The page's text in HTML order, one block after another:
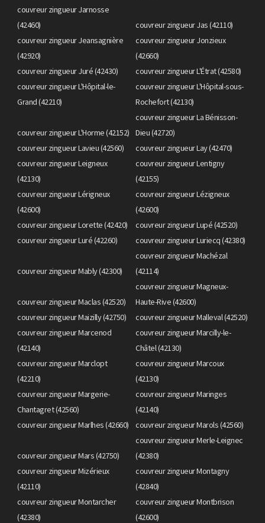
couvreur zingueur Jarnosse
(42460)
couvreur zingueur Jas (42110)
couvreur zingueur Jeansagnière
(42920)
couvreur zingueur Jonzieux
(42660)
couvreur zingueur Juré (42430)
couvreur zingueur L'Étrat (42580)
couvreur zingueur L'Hôpital-le-
Grand (42210)
couvreur zingueur L'Hôpital-sous-
Rochefort (42130)
couvreur zingueur L'Horme (42152)
couvreur zingueur La Bénisson-
Dieu (42720)
couvreur zingueur Lavieu (42560)
couvreur zingueur Lay (42470)
couvreur zingueur Leigneux
(42130)
couvreur zingueur Lentigny
(42155)
couvreur zingueur Lérigneux
(42600)
couvreur zingueur Lézigneux
(42600)
couvreur zingueur Lorette (42420)
couvreur zingueur Lupé (42520)
couvreur zingueur Luré (42260)
couvreur zingueur Luriecq (42380)
couvreur zingueur Mably (42300)
couvreur zingueur Machézal
(42114)
couvreur zingueur Maclas (42520)
couvreur zingueur Magneux-
Haute-Rive (42600)
couvreur zingueur Maizilly (42750)
couvreur zingueur Malleval (42520)
couvreur zingueur Marcenod
(42140)
couvreur zingueur Marcilly-le-
Châtel (42130)
couvreur zingueur Marclopt
(42210)
couvreur zingueur Marcoux
(42130)
couvreur zingueur Margerie-
Chantagret (42560)
couvreur zingueur Maringes
(42140)
couvreur zingueur Marlhes (42660)
couvreur zingueur Marols (42560)
couvreur zingueur Mars (42750)
couvreur zingueur Merle-Leignec
(42380)
couvreur zingueur Mizérieux
(42110)
couvreur zingueur Montagny
(42840)
couvreur zingueur Montarcher
(42380)
couvreur zingueur Montbrison
(42600)